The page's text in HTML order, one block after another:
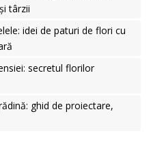
târzii
idei de paturi de flori cu
secretul florilor
ghid de proiectare,